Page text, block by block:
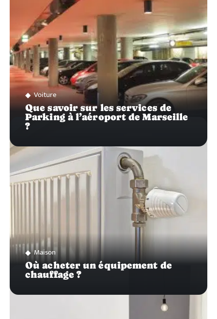
Voiture
Que savoir sur les services de
Parking à l’aéroport de Marseille
?
Maison
Où acheter un équipement de
chauffage ?